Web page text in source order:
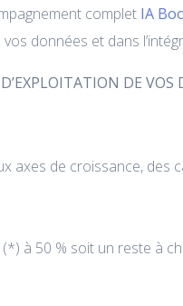
complet IA
données et dans
DE VOS
axes de croissance, des
à 50 % soit un reste à